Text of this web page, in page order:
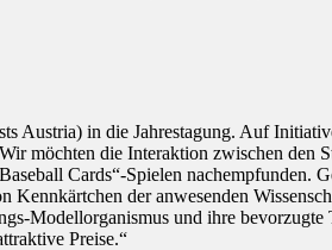
Austria) in die Jahrestagung. Auf
möchten die Interaktion zwischen den
Cards“-Spielen nachempfunden.
Kennkärtchen der anwesenden
Modellorganismus und ihre
Preise.“